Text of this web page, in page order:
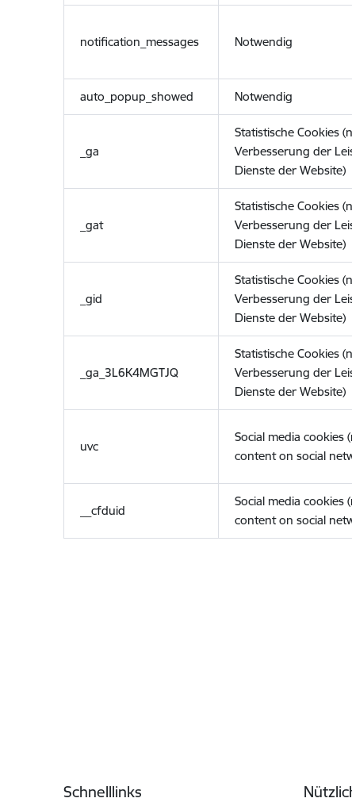
notification_messages Notwendig
auto_popup_showed Notwendig
_ga
Statistische Cookies
Verbesserung der
Dienste der Website)
_gat
Statistische Cookies
Verbesserung der
Dienste der Website)
_gid
Statistische Cookies
Verbesserung der
Dienste der Website)
_ga_3L6K4MGTJQ
Statistische Cookies
Verbesserung der
Dienste der Website)
uvc
Social media cookies
content on social
__cfduid
Social media cookies
content on social
Schnelllinks